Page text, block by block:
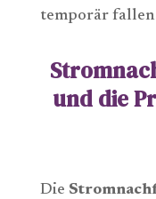
temporär
und die
Die